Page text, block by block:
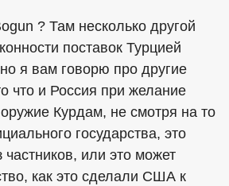
? Там несколько другой
поставок Турцией
я вам говорю про другие
что и Россия при желание
Курдам, не смотря на то
государства, это
частников, или это может
как это сделали США к